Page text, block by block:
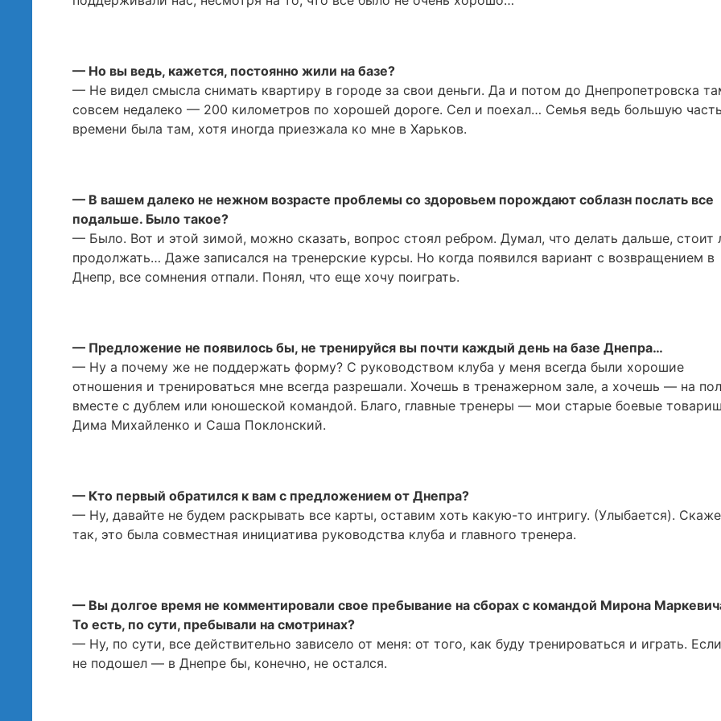
— Но вы ведь, кажется, постоянно жили на базе?
— Не видел смысла снимать квартиру в городе за свои деньги. Да и потом до Днепропетровска
совсем недалеко — 200 километров по хорошей дороге. Сел и поехал… Семья ведь большую часть
времени была там, хотя иногда приезжала ко мне в Харьков.
— В вашем далеко не нежном возрасте проблемы со здоровьем порождают соблазн послать все
подальше. Было такое?
— Было. Вот и этой зимой, можно сказать, вопрос стоял ребром. Думал, что делать дальше, стоит
продолжать… Даже записался на тренерские курсы. Но когда появился вариант с возвращением в
Днепр, все сомнения отпали. Понял, что еще хочу поиграть.
— Предложение не появилось бы, не тренируйся вы почти каждый день на базе Днепра…
— Ну а почему же не поддержать форму? С руководством клуба у меня всегда были хорошие
отношения и тренироваться мне всегда разрешали. Хочешь в тренажерном зале, а хочешь — на
вместе с дублем или юношеской командой. Благо, главные тренеры — мои старые боевые
Дима Михайленко и Саша Поклонский.
— Кто первый обратился к вам с предложением от Днепра?
— Ну, давайте не будем раскрывать все карты, оставим хоть какую-то интригу. (Улыбается).
так, это была совместная инициатива руководства клуба и главного тренера.
— Вы долгое время не комментировали свое пребывание на сборах с командой Мирона
То есть, по сути, пребывали на смотринах?
— Ну, по сути, все действительно зависело от меня: от того, как буду тренироваться и играть.
не подошел — в Днепре бы, конечно, не остался.